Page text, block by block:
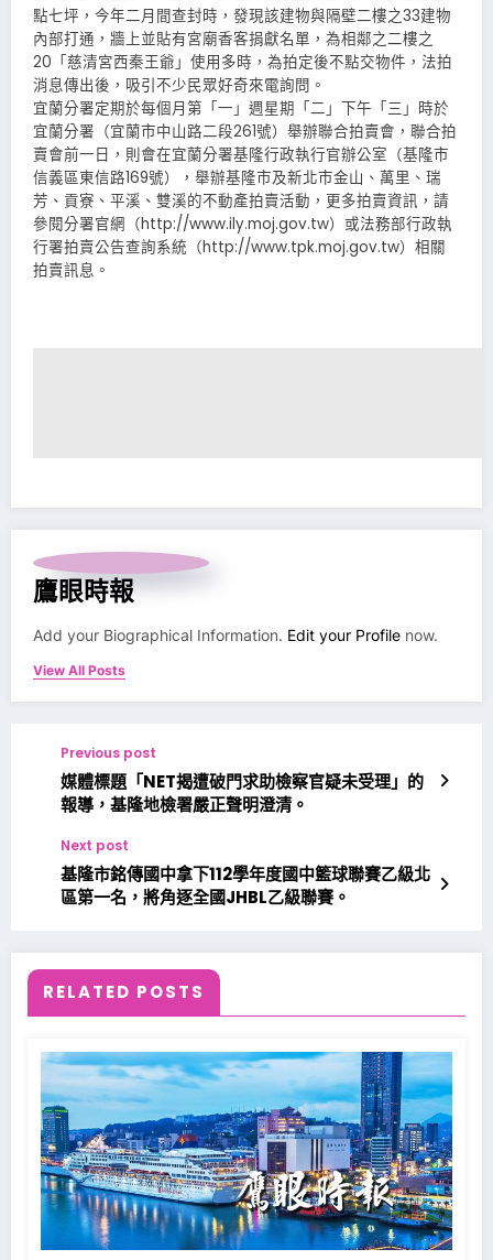
點七坪，今年二月間查封時，發現該建物與隔壁二樓之33建物
內部打通，牆上並貼有宮廟香客捐獻名單，為相鄰之二樓之
20「慈清宮西秦王爺」使用多時，為拍定後不點交物件，法拍
消息傳出後，吸引不少民眾好奇來電詢問。
宜蘭分署定期於每個月第「一」週星期「二」下午「三」時於
宜蘭分署（宜蘭市中山路二段261號）舉辦聯合拍賣會，聯合拍
賣會前一日，則會在宜蘭分署基隆行政執行官辦公室（基隆市
信義區東信路169號），舉辦基隆市及新北市金山、萬里、瑞
芳、貢寮、平溪、雙溪的不動產拍賣活動，更多拍賣資訊，請
參閱分署官網（http://www.ily.moj.gov.tw）或法務部行政執
行署拍賣公告查詢系統（http://www.tpk.moj.gov.tw）相關
拍賣訊息。
鷹眼時報
Add your Biographical Information. Edit your Profile now.
View All Posts
Previous post
媒體標題「NET揭遭破門求助檢察官疑未受理」的
報導，基隆地檢署嚴正聲明澄清。
Next post
基隆市銘傳國中拿下112學年度國中籃球聯賽乙級北
區第一名，將角逐全國JHBL乙級聯賽。
RELATED POSTS